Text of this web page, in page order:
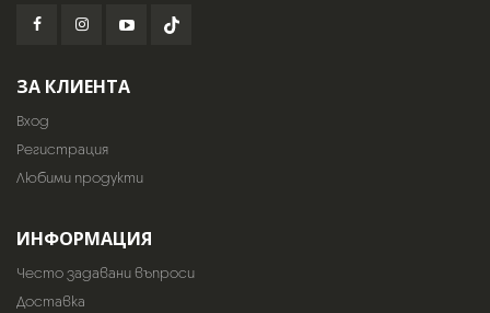
ЗА КЛИЕНТА
Вход
Регистрация
Любими продукти
ИНФОРМАЦИЯ
Често задавани въпроси
Доставка